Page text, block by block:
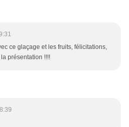
ce glaçage et les fruits, félicitations,
présentation !!!!